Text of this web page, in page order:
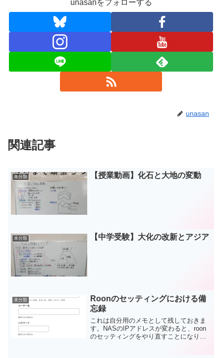
unasanをフォローする
unasan
関連記事
未分類 【授業動画】化石と大地の変動
未分類 【中学受験】大化の改新とアジア
未分類
Roonのセッティングにおける備
忘録
これは自分用のメモとして残しておきま
す。NASのIPアドレスが変わると、roon
のセッティングをやり直すことになりま